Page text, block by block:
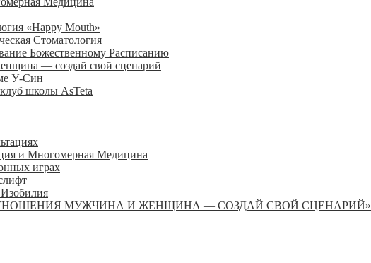
«Happy Mouth»
Cтоматология
Божественному Расписанию
— создай свой сценарий
У-Син
школы AsTeta
и Многомерная Медицина
играх
МУЖЧИНА И ЖЕНЩИНА — СОЗДАЙ СВОЙ СЦЕНАРИЙ»